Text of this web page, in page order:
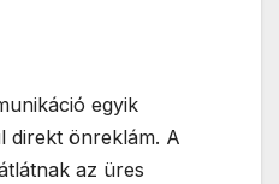
egyik
direkt önreklám. A
az üres